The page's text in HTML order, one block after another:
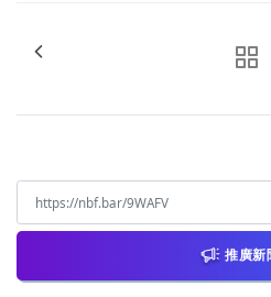
推廣新